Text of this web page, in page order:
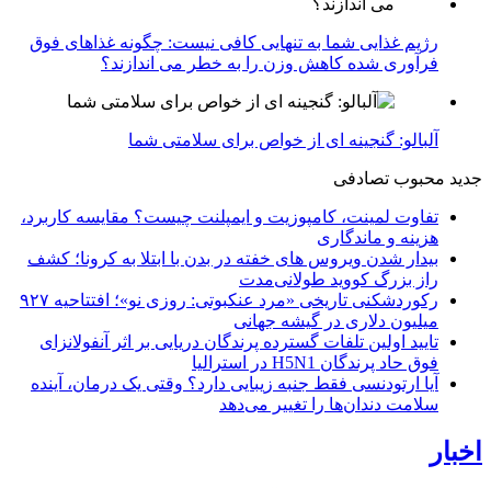
رژیم غذایی شما به تنهایی کافی نیست: چگونه غذاهای فوق
فرآوری شده کاهش وزن را به خطر می اندازند؟
آلبالو: گنجینه ای از خواص برای سلامتی شما
جدید محبوب تصادفی
تفاوت لمینت، کامپوزیت و ایمپلنت چیست؟ مقایسه کاربرد،
هزینه و ماندگاری
بیدار شدن ویروس‌ های خفته در بدن با ابتلا به کرونا؛ کشف
راز بزرگ کووید طولانی‌مدت
رکوردشکنی تاریخی «مرد عنکبوتی: روزی نو»؛ افتتاحیه ۹۲۷
میلیون دلاری در گیشه جهانی
تایید اولین تلفات گسترده پرندگان دریایی بر اثر آنفولانزای
فوق حاد پرندگان H5N1 در استرالیا
آیا ارتودنسی فقط جنبه زیبایی دارد؟ وقتی یک درمان، آینده
سلامت دندان‌ها را تغییر می‌دهد
اخبار